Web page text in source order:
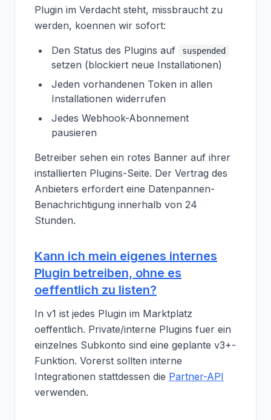
Plugin im Verdacht steht, missbraucht zu
werden, koennen wir sofort:
Den Status des Plugins auf suspended
setzen (blockiert neue Installationen)
Jeden vorhandenen Token in allen
Installationen widerrufen
Jedes Webhook-Abonnement
pausieren
Betreiber sehen ein rotes Banner auf ihrer
installierten Plugins-Seite. Der Vertrag des
Anbieters erfordert eine Datenpannen-
Benachrichtigung innerhalb von 24
Stunden.
Kann ich mein eigenes internes
Plugin betreiben, ohne es
oeffentlich zu listen?
In v1 ist jedes Plugin im Marktplatz
oeffentlich. Private/interne Plugins fuer ein
einzelnes Subkonto sind eine geplante v3+-
Funktion. Vorerst sollten interne
Integrationen stattdessen die Partner-API
verwenden.